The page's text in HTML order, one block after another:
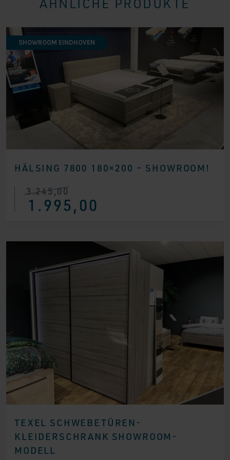
HÄLSING 7800 180×200 – SHOWROOM!
SHOWROOM EINDHOVEN
3.245,00
Ursprünglicher
Preis
war:1.995,00
Aktueller
Preis
ist:
TEXEL SCHWEBETÜREN-
KLEIDERSCHRANK SHOWROOM-
MODELL